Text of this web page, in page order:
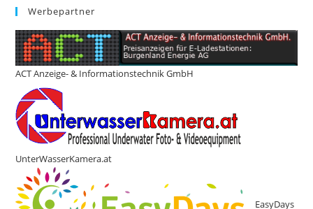
Werbepartner
ACT Anzeige- & Informationstechnik GmbH
UnterWasserKamera.at
EasyDays